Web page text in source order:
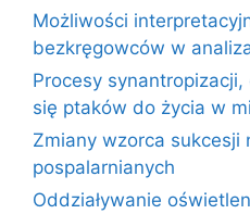
Możliwości
bezkręgowców w
Procesy
się ptaków do życia w
Zmiany wzorca sukcesji
pospalarnianych
Oddziaływanie